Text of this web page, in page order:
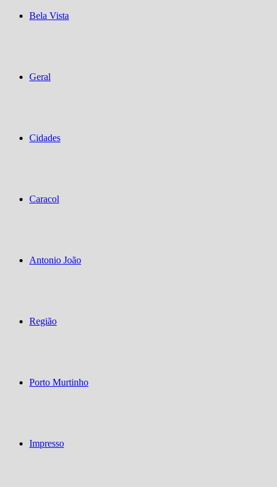
Bela Vista
Geral
Cidades
Caracol
Antonio João
Região
Porto Murtinho
Impresso